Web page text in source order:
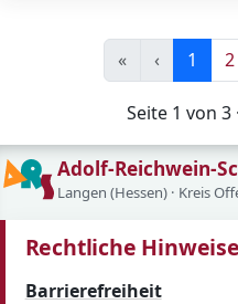
« ‹ 1 2
Seite 1 von 3
Adolf-Reichwein-
Langen (Hessen) · Kreis
Rechtliche Hinweise
Barrierefreiheit